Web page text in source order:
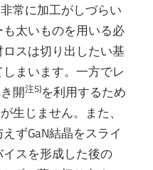
常に加工がしづらい
太いものを用いる必
スは切り出したい基
まいます。一方でレ
開注5)を利用するため
生じません。また、
ずGaN結晶をスライ
スを形成した後の